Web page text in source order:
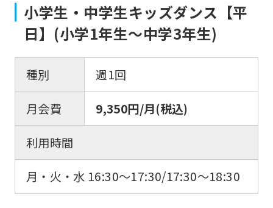
小学生・中学生キッズダンス【平
日】(小学1年生〜中学3年生)
種別
週1回
月会費
9,350円/月(税込)
利用時間
月・火・水 16:30〜17:30/17:30〜18:30